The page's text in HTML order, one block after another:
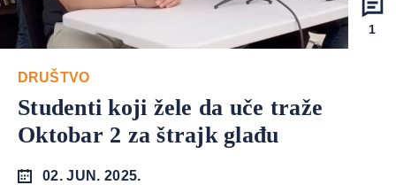
1
DRUŠTVO
Studenti koji žele da uče traže
Oktobar 2 za štrajk glađu
02. JUN. 2025.